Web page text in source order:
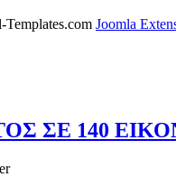
Templates.com Joomla
ΣΕ 140